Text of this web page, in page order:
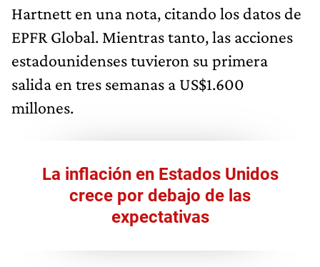
Hartnett en una nota, citando los datos de
EPFR Global. Mientras tanto, las acciones
estadounidenses tuvieron su primera
salida en tres semanas a US$1.600
millones.
La inflación en Estados Unidos
crece por debajo de las
expectativas